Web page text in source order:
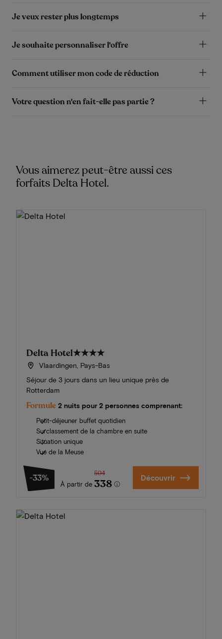
Je veux rester plus longtemps
Je souhaite personnaliser l'offre
Comment utiliser mon code de réduction
Votre question n'en fait-elle pas partie ?
Vous aimerez peut-être aussi ces
forfaits Delta Hotel.
Delta Hotel★★★★
Vlaardingen, Pays-Bas
Séjour de 3 jours dans un lieu unique près de
Rotterdam
Formule 2 nuits pour 2 personnes comprenant:
Petit-déjeuner buffet quotidien
Surclassement de la chambre en suite
Situation unique
Vue de la Meuse
-33%
À partir de
504
338 Découvrir